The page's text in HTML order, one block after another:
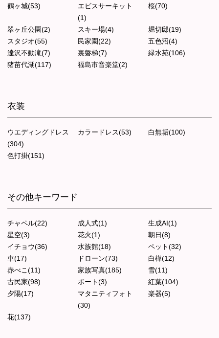
鶴ヶ城(53)
エビスサーキット
(1)
桜(70)
翠ヶ丘公園(2) スキー場(4)
堀切邸(19)
スタジオ(55)
民家園(22)
五色沼(4)
達沢不動滝(7)
裏磐梯(7)
緑水苑(106)
猪苗代湖(117)
福島市音楽堂(2)
衣装
ウエディングドレス
(304)
カラードレス(53) 白無垢(100)
色打掛(151)
その他キーワード
チャペル(22) 成人式(1)
生成AI(1)
星空(3)
花火(1)
朝日(8)
イチョウ(36)
水族館(18)
ペット(32)
車(17)
ドローン(73)
白樺(12)
赤べこ(11)
家族写真(185)
雪(11)
古民家(98)
ボート(3)
紅葉(104)
夕陽(17)
マタニティフォト
(30)
楽器(5)
花(137)